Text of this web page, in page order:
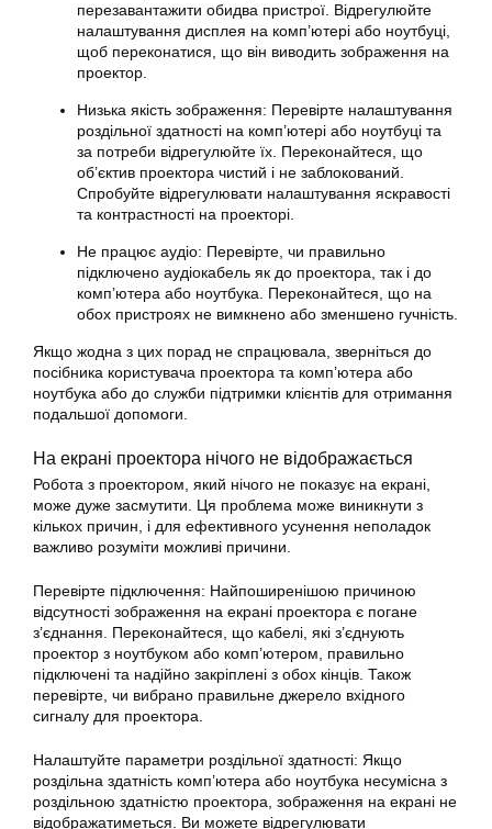
перезавантажити обидва пристрої. Відрегулюйте
налаштування дисплея на комп’ютері або ноутбуці,
щоб переконатися, що він виводить зображення на
проектор.
Низька якість зображення: Перевірте налаштування
роздільної здатності на комп’ютері або ноутбуці та
за потреби відрегулюйте їх. Переконайтеся, що
об’єктив проектора чистий і не заблокований.
Спробуйте відрегулювати налаштування яскравості
та контрастності на проекторі.
Не працює аудіо: Перевірте, чи правильно
підключено аудіокабель як до проектора, так і до
комп’ютера або ноутбука. Переконайтеся, що на
обох пристроях не вимкнено або зменшено гучність.
Якщо жодна з цих порад не спрацювала, зверніться до
посібника користувача проектора та комп’ютера або
ноутбука або до служби підтримки клієнтів для отримання
подальшої допомоги.
На екрані проектора нічого не відображається
Робота з проектором, який нічого не показує на екрані,
може дуже засмутити. Ця проблема може виникнути з
кількох причин, і для ефективного усунення неполадок
важливо розуміти можливі причини.
Перевірте підключення: Найпоширенішою причиною
відсутності зображення на екрані проектора є погане
з’єднання. Переконайтеся, що кабелі, які з’єднують
проектор з ноутбуком або комп’ютером, правильно
підключені та надійно закріплені з обох кінців. Також
перевірте, чи вибрано правильне джерело вхідного
сигналу для проектора.
Налаштуйте параметри роздільної здатності: Якщо
роздільна здатність комп’ютера або ноутбука несумісна з
роздільною здатністю проектора, зображення на екрані не
відображатиметься. Ви можете відрегулювати